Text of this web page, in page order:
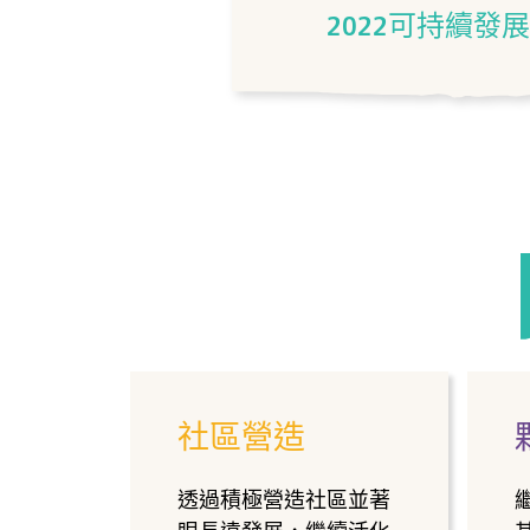
2022可持續發
社區營造
透過積極營造社區並著